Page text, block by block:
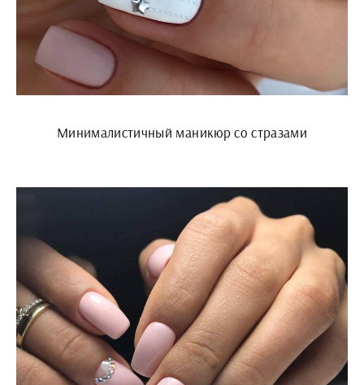
Минималистичный маникюр со стразами